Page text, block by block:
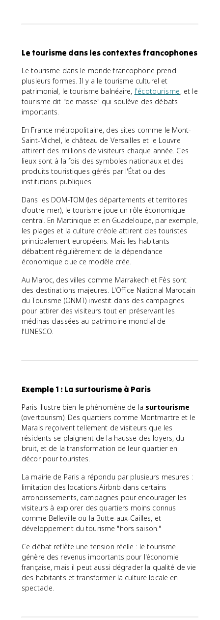
Le tourisme dans les contextes francophones
Le tourisme dans le monde francophone prend
plusieurs formes. Il y a le tourisme culturel et
patrimonial, le tourisme balnéaire, l'écotourisme, et le
tourisme dit "de masse" qui soulève des débats
importants.
En France métropolitaine, des sites comme le Mont-
Saint-Michel, le château de Versailles et le Louvre
attirent des millions de visiteurs chaque année. Ces
lieux sont à la fois des symboles nationaux et des
produits touristiques gérés par l'État ou des
institutions publiques.
Dans les DOM-TOM (les départements et territoires
d'outre-mer), le tourisme joue un rôle économique
central. En Martinique et en Guadeloupe, par exemple,
les plages et la culture créole attirent des touristes
principalement européens. Mais les habitants
débattent régulièrement de la dépendance
économique que ce modèle crée.
Au Maroc, des villes comme Marrakech et Fès sont
des destinations majeures. L'Office National Marocain
du Tourisme (ONMT) investit dans des campagnes
pour attirer des visiteurs tout en préservant les
médinas classées au patrimoine mondial de
l'UNESCO.
Exemple 1 : La surtourisme à Paris
Paris illustre bien le phénomène de la surtourisme
(overtourism). Des quartiers comme Montmartre et le
Marais reçoivent tellement de visiteurs que les
résidents se plaignent de la hausse des loyers, du
bruit, et de la transformation de leur quartier en
décor pour touristes.
La mairie de Paris a répondu par plusieurs mesures :
limitation des locations Airbnb dans certains
arrondissements, campagnes pour encourager les
visiteurs à explorer des quartiers moins connus
comme Belleville ou la Butte-aux-Cailles, et
développement du tourisme "hors saison."
Ce débat reflète une tension réelle : le tourisme
génère des revenus importants pour l'économie
française, mais il peut aussi dégrader la qualité de vie
des habitants et transformer la culture locale en
spectacle.